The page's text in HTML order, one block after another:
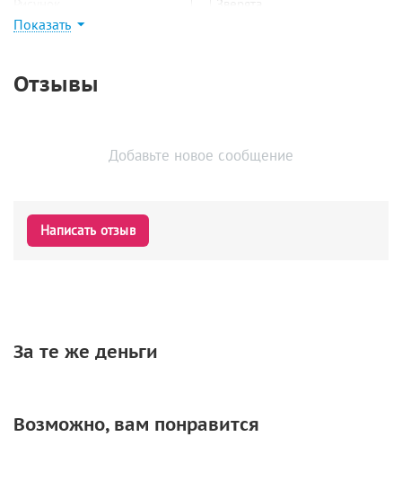
Зверята
Показать
Отзывы
Добавьте новое сообщение
Написать отзыв
За те же деньги
Возможно, вам понравится